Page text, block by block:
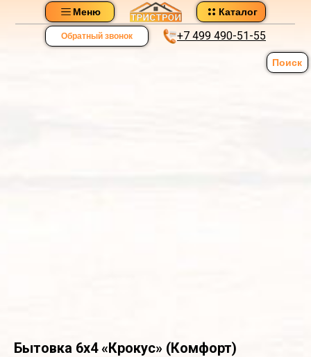
Каталог
Меню
+7 499 490-51-55
Обратный звонок
Поиск
Бытовка 6х4 «Крокус» (Комфорт)